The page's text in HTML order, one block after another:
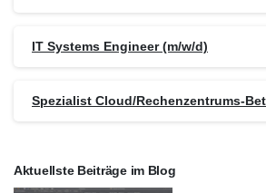
IT Systems Engineer (m/w/d)
Spezialist Cloud/Rechenzentrums-
Aktuellste Beiträge im Blog